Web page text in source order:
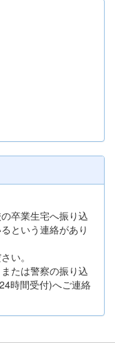
卒業生宅へ振り込
という連絡があり
い。
たは警察の振り込
時間受付)へご連絡